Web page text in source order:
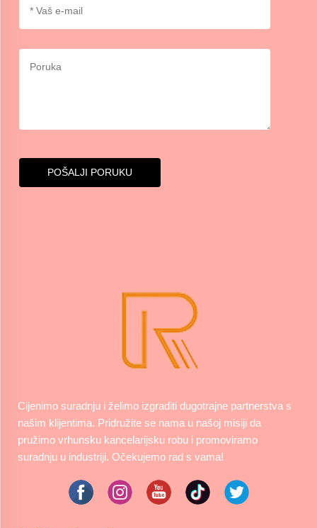
POŠALJI PORUKU
Cijenimo suradnju i želimo izgraditi dugotrajne partnerstva s
našim klijentima. Pridružite se nama u našoj misiji da
pružimo vrhunsku kancelarijsku robu i promoviramo
suradnju u industriji. Očekujemo rad s vama!